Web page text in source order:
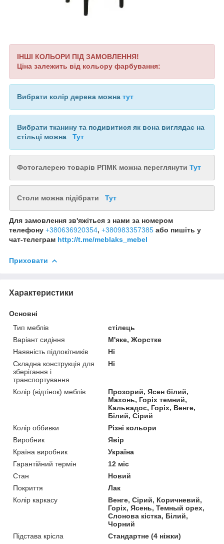
ІНШІ КОЛЬОРИ ПІД ЗАМОВЛЕННЯ!
Ціна залежить від кольору фарбування:
Вибрати колір дерева можна тут
Вибрати тканину та подивитися як вона виглядає на
стільці можна Тут
Фотогалерею товарів РПМК можна переглянути Тут
Столи можна підібрати Тут
Для замовлення зв'яжіться з нами за номером
телефону +380636920354, +380983357385 або пишіть у
чат-телеграм http://t.me/meblaks_mebel
Приховати
Характеристики
Основні
Тип меблів
стілець
Варіант сидіння
М'яке, Жорстке
Наявність підлокітників
Ні
Складна конструкція для
зберігання і
транспортування
Ні
Колір (відтінок) меблів
Прозорий, Ясен білий,
Махонь, Горіх темний,
Кальвадос, Горіх, Венге,
Білий, Сірий
Колір оббивки
Різні кольори
Виробник
Явір
Країна виробник
Україна
Гарантійний термін
12 міс
Стан
Новий
Покриття
Лак
Колір каркасу
Венге, Сірий, Коричневий,
Горіх, Ясень, Темный орех,
Слонова кістка, Білий,
Чорний
Підстава крісла
Стандартне (4 ніжки)